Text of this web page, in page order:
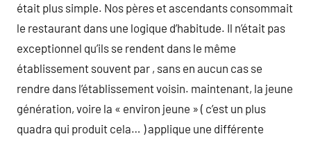
était plus simple. Nos pères et ascendants consommait
le restaurant dans une logique d’habitude. Il n’était pas
exceptionnel qu’ils se rendent dans le même
établissement souvent par , sans en aucun cas se
rendre dans l’établissement voisin. maintenant, la jeune
génération, voire la « environ jeune » ( c’est un plus
quadra qui produit cela… ) applique une différente